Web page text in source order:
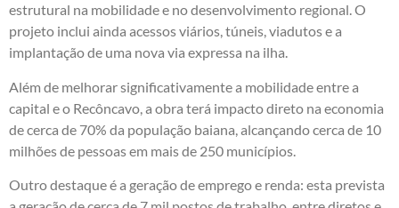
estrutural na mobilidade e no desenvolvimento regional. O
projeto inclui ainda acessos viários, túneis, viadutos e a
implantação de uma nova via expressa na ilha.
Além de melhorar significativamente a mobilidade entre a
capital e o Recôncavo, a obra terá impacto direto na economia
de cerca de 70% da população baiana, alcançando cerca de 10
milhões de pessoas em mais de 250 municípios.
Outro destaque é a geração de emprego e renda: esta prevista